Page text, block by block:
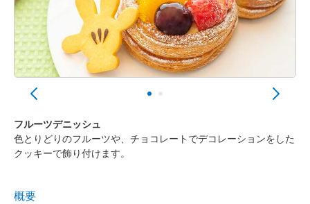
フルーツデニッシュ
色とりどりのフルーツや、チョコレートでデコレーションをした
クッキーで飾り付けます。
概要